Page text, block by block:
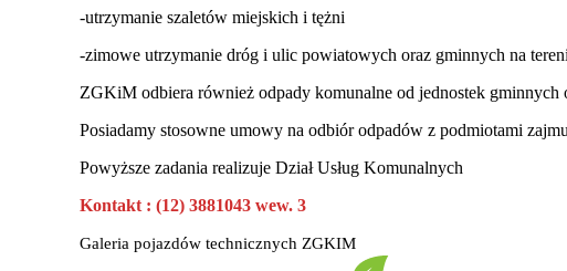
-utrzymanie szaletów miejskich i tężni
-zimowe utrzymanie dróg i ulic powiatowych oraz gminnych na
ZGKiM odbiera również odpady komunalne od jednostek gminnych
Posiadamy stosowne umowy na odbiór odpadów z podmiotami
Powyższe zadania realizuje Dział Usług Komunalnych
Kontakt : (12) 3881043 wew. 3
Galeria pojazdów technicznych ZGKIM